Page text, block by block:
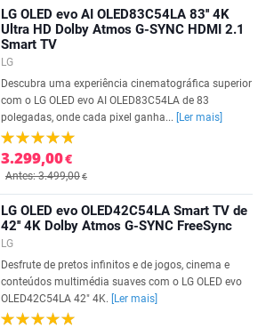
LG OLED evo AI OLED83C54LA 83'' 4K
Ultra HD Dolby Atmos G-SYNC HDMI 2.1
Smart TV
LG
Descubra uma experiência cinematográfica superior
com o LG OLED evo AI OLED83C54LA de 83
polegadas, onde cada pixel ganha...
[Ler mais]
3.299,00€
Antes: 3.499,00€
LG OLED evo OLED42C54LA Smart TV de
42'' 4K Dolby Atmos G-SYNC FreeSync
LG
Desfrute de pretos infinitos e de jogos, cinema e
conteúdos multimédia suaves com o LG OLED evo
OLED42C54LA 42" 4K.
[Ler mais]